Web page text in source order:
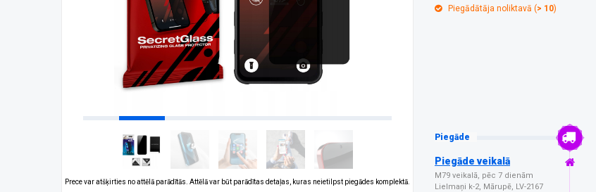
Prece var atšķirties no attēlā parādītās. Attēlā var būt parādītas detaļas, kuras neietilpst piegādes komplektā.
Piegādātāja noliktavā (> 10)
Piegāde
Piegāde veikalā
M79 veikalā, pēc 7 dienām
Lielmaņi k-2, Mārupē, LV-2167